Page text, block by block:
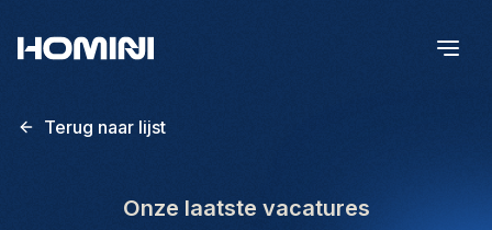
Terug naar lijst
Onze laatste vacatures